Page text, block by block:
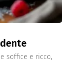
soffice e ricco,